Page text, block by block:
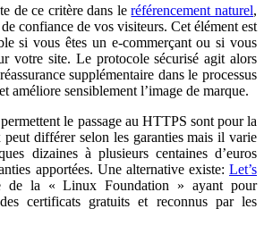
de ce critère dans leréférencement naturel,
confiance de vos visiteurs. Cet élément est
si vous êtes un e-commerçant ou si vous
votre site. Le protocole sécurisé agit alors
supplémentaire dans le processus
améliore sensiblement l’image de marque.
le passage au HTTPS sont pour la
différer selon les garanties mais il varie
dizaines à plusieurs centaines d’euros
apportées. Une alternative existe: Let’s
de la « Linux Foundation » ayant pour
certificats gratuits et reconnus par les